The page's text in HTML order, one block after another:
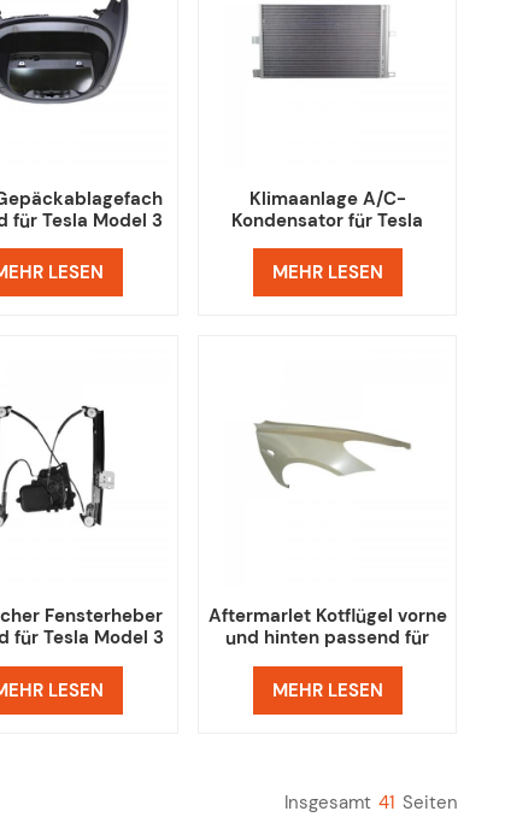
für Tesla Model 3
LESEN
Klimaanlage A/C-
Kondensator für Tesla
MEHR LESEN
Fensterheber
für Tesla Model 3
LESEN
Aftermarlet Kotflügel vorne
und hinten passend für
MEHR LESEN
Insgesamt 41 Seiten